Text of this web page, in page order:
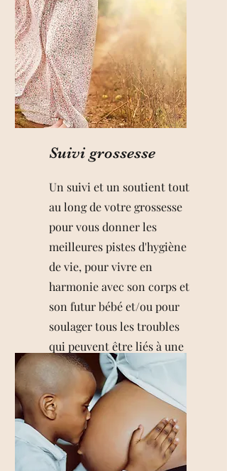
Suivi grossesse
Un suivi et un soutient tout
au long de votre grossesse
pour vous donner les
meilleures pistes d'hygiène
de vie, pour vivre en
harmonie avec son corps et
son futur bébé et/ou pour
soulager tous les troubles
qui peuvent être liés à une
grossesse